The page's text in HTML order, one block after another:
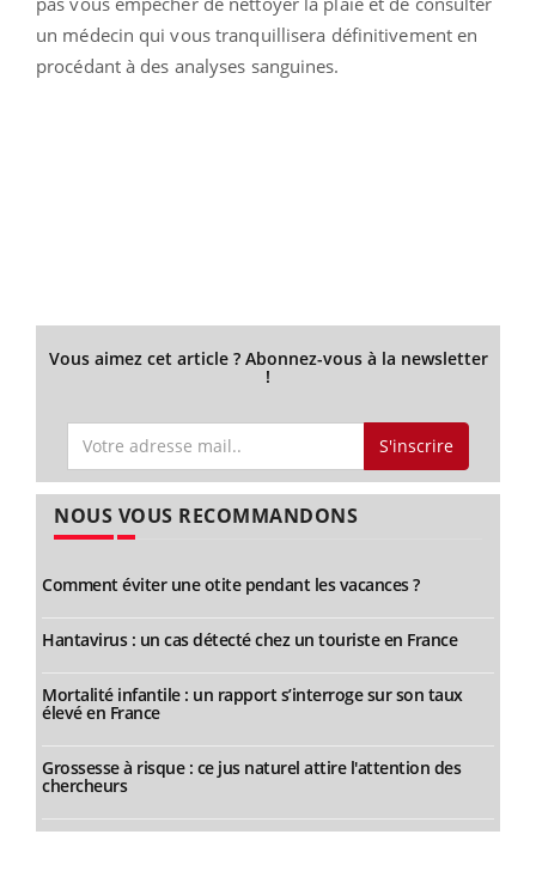
un médecin qui vous tranquillisera définitivement en
procédant à des analyses sanguines.
Vous aimez cet article ? Abonnez-vous à la newsletter
!
S'inscrire
NOUS VOUS RECOMMANDONS
Comment éviter une otite pendant les vacances ?
Hantavirus : un cas détecté chez un touriste en France
Mortalité infantile : un rapport s’interroge sur son taux
élevé en France
Grossesse à risque : ce jus naturel attire l'attention des
chercheurs